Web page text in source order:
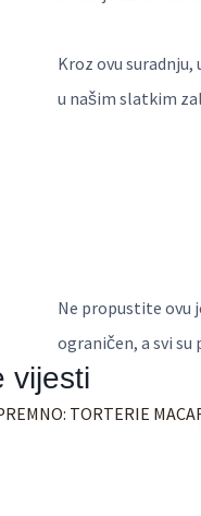
Kroz ovu
u našim slatkim
Ne propustite ovu
ograničen, a svi
vijesti